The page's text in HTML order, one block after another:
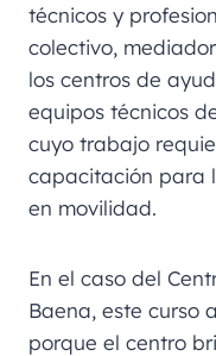
técnicos y
colectivo,
los centros de
equipos técnicos
cuyo trabajo
capacitación para
en movilidad.
En el caso del
Baena, este curso
porque el centro